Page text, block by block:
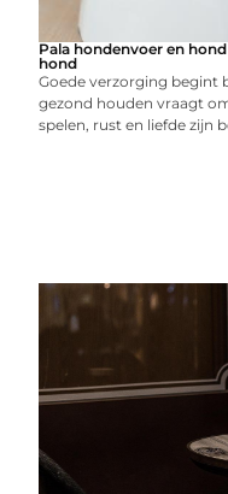
Pala hondenvoer en
hond
Goede verzorging begint
gezond houden vraagt
spelen, rust en liefde zijn